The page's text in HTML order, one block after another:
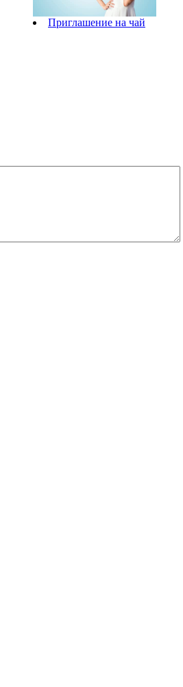
Приглашение на чай